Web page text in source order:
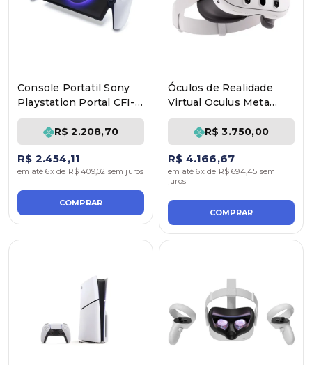
Console Portatil Sony
Playstation Portal CFI-
Y1001 Wi-Fi 8"
R$ 2.454,11
R$ 2.208,70
em até 6x de R$ 409,02 sem juros
COMPRAR
Óculos de Realidade
Virtual Oculus Meta
Quest 3 512GB
R$ 4.166,67
R$ 3.750,00
em até 6x de R$ 694,45 sem
juros
COMPRAR